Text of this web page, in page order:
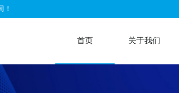
！
首页 关于我们